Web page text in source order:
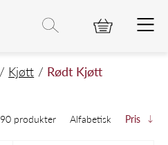
Kjøtt Rødt Kjøtt
90 produkter Alfabetisk Pris